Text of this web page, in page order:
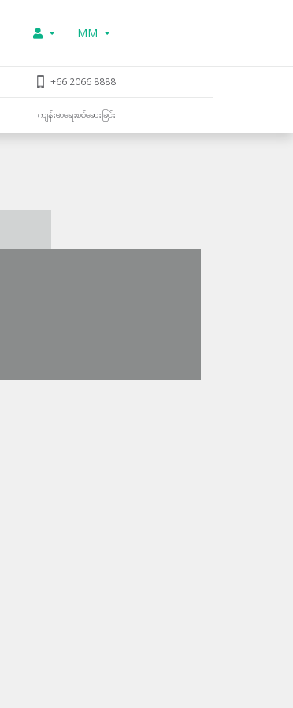
MM
+66 2066 8888
ကျန်းမာရေးစစ်ဆေးခြင်း